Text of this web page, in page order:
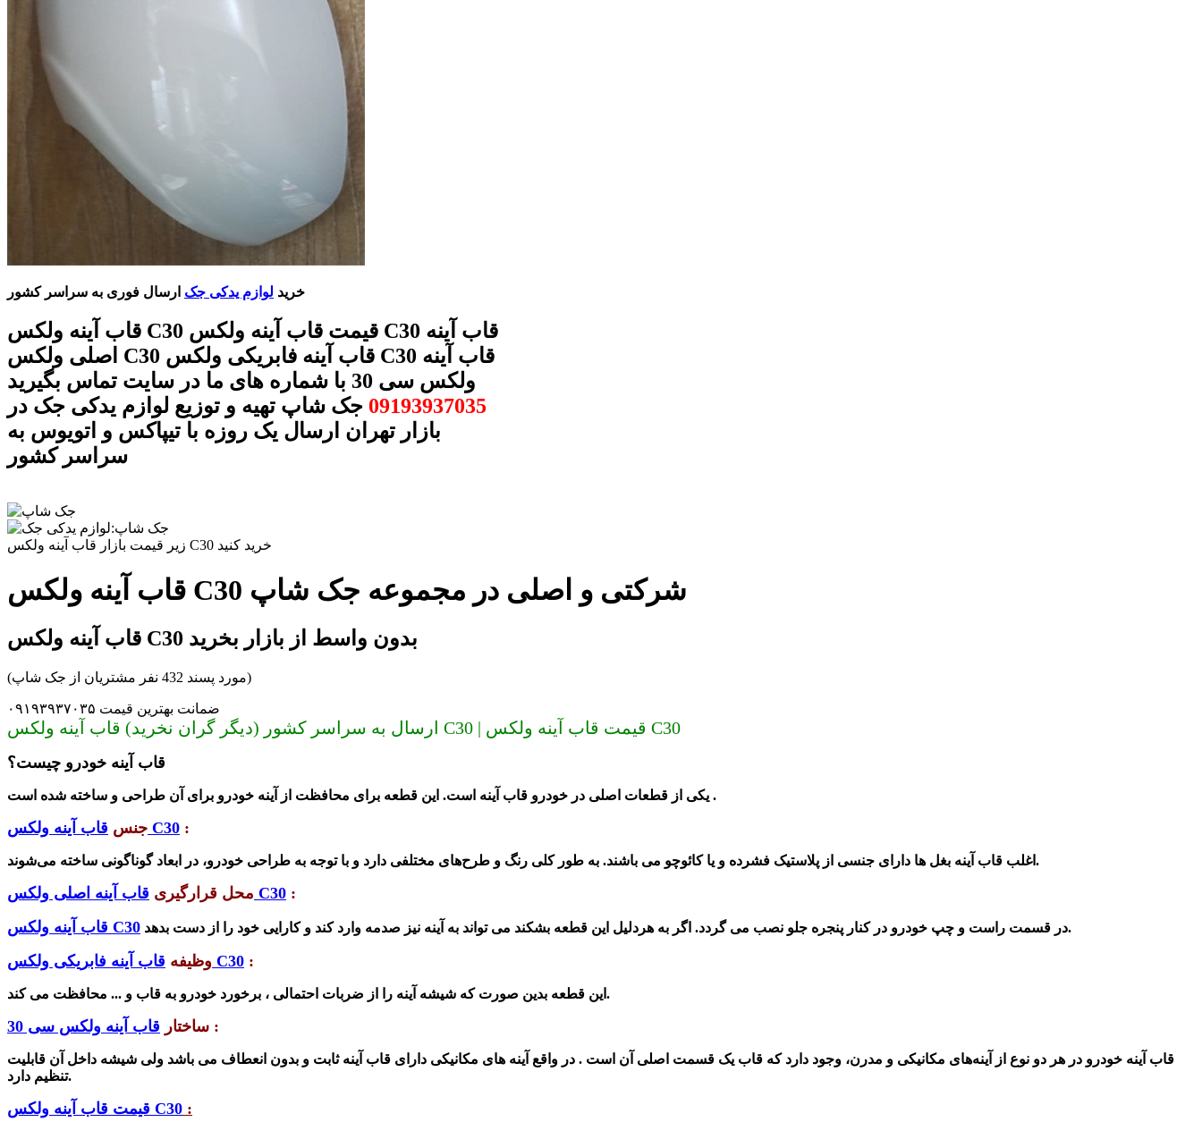
خرید لوازم یدکی جک ارسال فوری به سراسر کشور
قاب آینه ولکس C30 قیمت قاب آینه ولکس C30 قاب آینه
اصلی ولکس C30 قاب آینه فابریکی ولکس C30 قاب آینه
ولکس سی 30 با شماره های ما در سایت تماس بگیرید
09193937035 جک شاپ تهیه و توزیع لوازم یدکی جک در
بازار تهران ارسال یک روزه با تیپاکس و اتویوس به
سراسر کشور
زیر قیمت بازار قاب آینه ولکس C30 خرید کنید
قاب آینه ولکس C30 شرکتی و اصلی در مجموعه جک شاپ
قاب آینه ولکس C30 بدون واسط از بازار بخرید
(مورد پسند 432 نفر مشتریان از جک شاپ)
ضمانت بهترین قیمت ۰۹۱۹۳۹۳۷۰۳۵
ارسال به سراسر کشور (دیگر گران نخرید) قاب آینه ولکس C30 | قیمت قاب آینه ولکس C30
قاب آینه خودرو چیست؟
یکی از قطعات اصلی در خودرو قاب آینه است. این قطعه برای محافظت از آینه خودرو برای آن طراحی و ساخته شده است .
جنس قاب آینه ولکس C30 :
اغلب قاب آینه بغل ها دارای جنسی از پلاستیک فشرده و یا کائوچو می باشند. به طور کلی رنگ و طرح‌های مختلفی دارد و با توجه به طراحی خودرو، در ابعاد گوناگونی ساخته می‌شوند.
محل قرارگیری قاب آینه اصلی ولکس C30 :
قاب آینه ولکس C30
در قسمت راست و چپ خودرو در کنار پنجره جلو نصب می گردد. اگر به هردلیل این قطعه ب شکند می تواند به آینه نیز صدمه وارد کند و کارایی خود را از دست بدهد.
وظیفه قاب آینه فابریکی ولکس C30 :
این قطعه بدین صورت که شیشه آینه را از ضربات احتمالی ، برخورد خودرو به قاب و ... محافظت می کند.
ساختار قاب آینه ولکس سی 30 :
قاب آینه خودرو در هر دو نوع از آینه‌های مکانیکی و مدرن، وجود دارد که قاب یک قسمت اصلی آن است . در واقع آینه های مکانیکی دارای قاب آینه ثابت و بدون انعطاف می باشد ولی شیشه داخل آن قابلیت
تنظیم دارد.
قیمت قاب آینه ولکس C30 :